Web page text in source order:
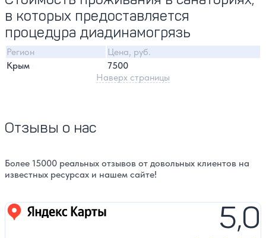
в которых предоставляется
процедура диадинамогрязь
Регион
Цена, руб.
Крым
7500
Наверх страницы
Отзывы о нас
Более 15000 реальных отзывов от довольных клиентов на
известных ресурсах и нашем сайте!
Яндекс карты 5,0